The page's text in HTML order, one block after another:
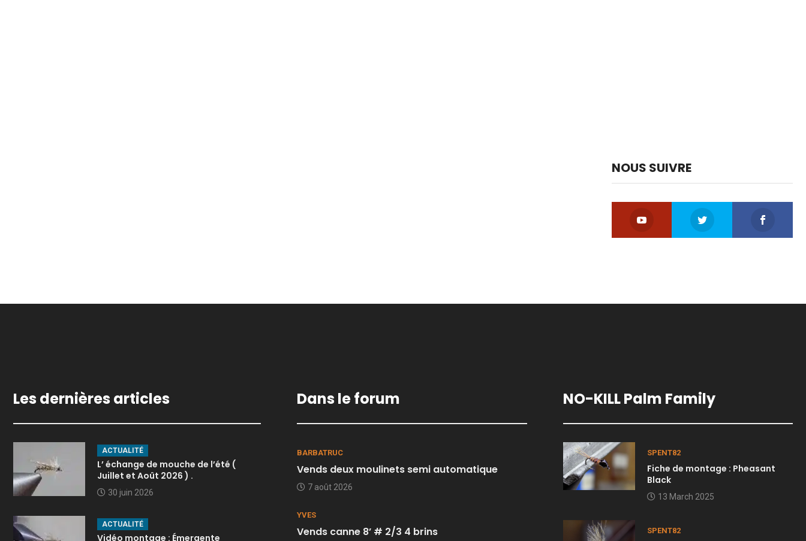
NOUS SUIVRE
Les dernières articles
ACTUALITÉ
L’ échange de mouche de l’été (
Juillet et Août 2026 ) .
30 juin 2026
ACTUALITÉ
Vidéo montage : Émergente
Dans le forum
BARBATRUC
Vends deux moulinets semi automatique
7 août 2026
YVES
Vends canne 8’ # 2/3 4 brins
NO-KILL Palm Family
SPENT82
Fiche de montage : Pheasant
Black
13 March 2025
SPENT82